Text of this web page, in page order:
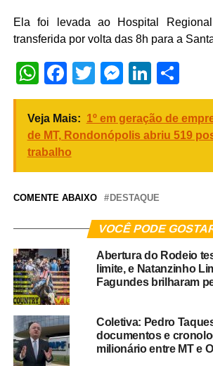
Ela foi levada ao Hospital
transferida por volta das 8h para a
WhatsApp
Facebook
Twitter
Veja Mais: 1º em geração de
de MT, Rondonópolis abriu 519
trabalho
COMENTE ABAIXO DESTAQUE
VOCÊ PODE
Abertura do Rodeio
limite, e Natanzinho
Fagundes brilharam
Coletiva: Pedro
documentos e
milionário entre MT e